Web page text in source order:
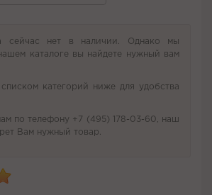
сейчас нет в наличии. Однако мы
каталоге вы найдете нужный вам
списком категорий ниже для удобства
по телефону +7 (495) 178-03-60, наш
Вам нужный товар.